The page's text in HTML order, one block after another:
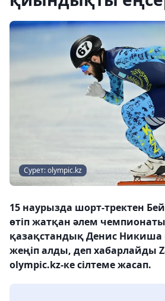
Сурет: olympic.kz
15 наурызда шорт-тректен
өтіп жатқан әлем
қазақстандық Денис Никиша
жеңіп алды, деп хабарлайды
olympic.kz-ке сілтеме жасап.